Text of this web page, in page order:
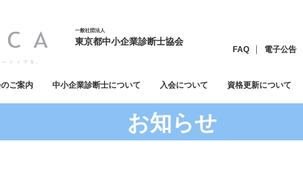
一般社団法人
東京都中小企業診断士協会
FAQ 電子公告
ご案内 中小企業診断士について 入会について 資格更新について
お知らせ